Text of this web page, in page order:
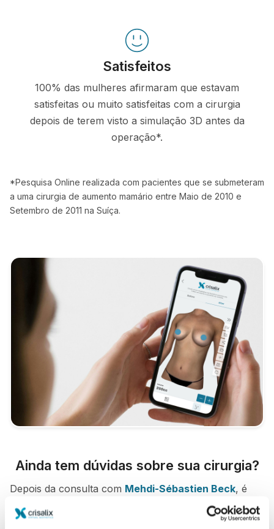
Satisfeitos
100% das mulheres afirmaram que estavam
satisfeitas ou muito satisfeitas com a cirurgia
depois de terem visto a simulação 3D antes da
operação*.
*Pesquisa Online realizada com pacientes que se submeteram
a uma cirurgia de aumento mamário entre Maio de 2010 e
Setembro de 2011 na Suíça.
Ainda tem dúvidas sobre sua cirurgia?
Depois da consulta com Mehdi-Sébastien Beck, é
possível pedir acesso e também compartilhar com
seus amigos e familiares e ter opiniões.